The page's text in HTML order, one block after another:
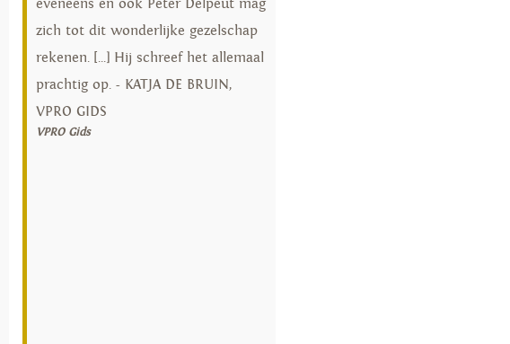
eveneens en ook Peter Delpeut mag
zich tot dit wonderlijke gezelschap
rekenen. [...] Hij schreef het allemaal
prachtig op. - KATJA DE BRUIN,
VPRO GIDS
VPRO Gids